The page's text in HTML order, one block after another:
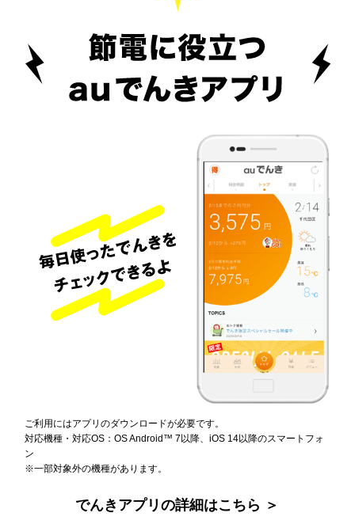
ご利用にはアプリのダウンロードが必要です。
対応機種・対応OS：OS Android™ 7以降、iOS 14以降のスマートフォ
ン
※一部対象外の機種があります。
でんきアプリの詳細はこちら ＞